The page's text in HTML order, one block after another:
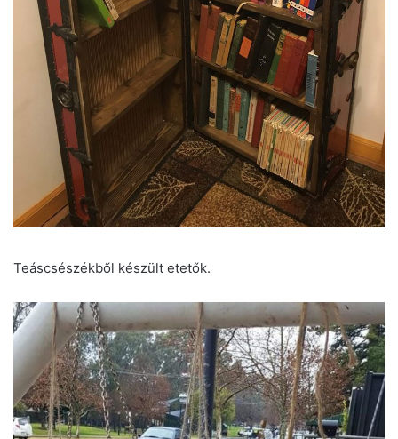
Teáscsészékből készült etetők.